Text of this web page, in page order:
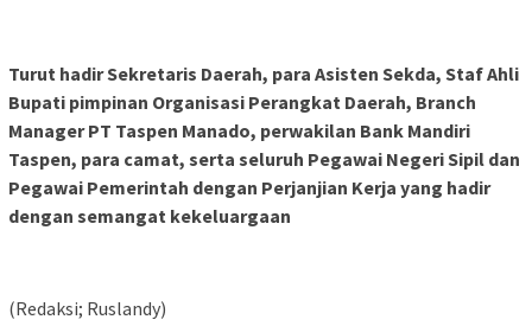
Turut hadir Sekretaris Daerah, para Asisten Sekda, Staf Ahli
Bupati pimpinan Organisasi Perangkat Daerah, Branch
Manager PT Taspen Manado, perwakilan Bank Mandiri
Taspen, para camat, serta seluruh Pegawai Negeri Sipil dan
Pegawai Pemerintah dengan Perjanjian Kerja yang hadir
dengan semangat kekeluargaan
(Redaksi; Ruslandy)